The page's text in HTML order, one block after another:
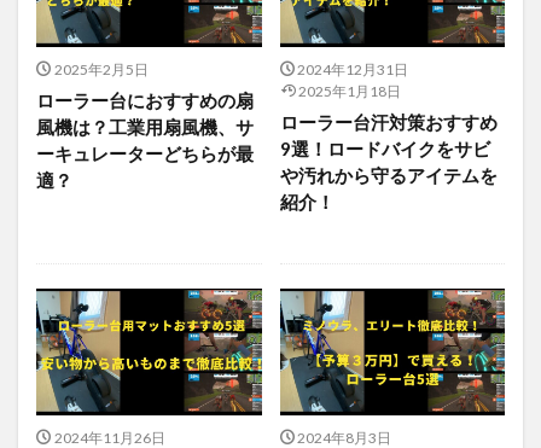
2025年2月5日
ローラー台におすすめの扇
風機は？工業用扇風機、サ
ーキュレーターどちらが最
適？
2024年12月31日
2025年1月18日
ローラー台汗対策おすすめ
9選！ロードバイクをサビ
や汚れから守るアイテムを
紹介！
2024年11月26日
2024年8月3日